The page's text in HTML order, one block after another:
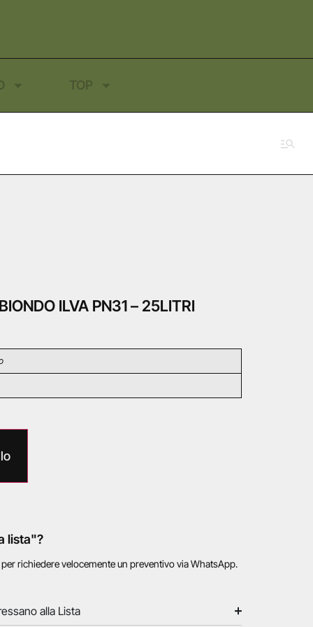
TOP
ILVA PN31 – 25LITRI
lista"?
richiedere velocemente un preventivo via WhatsApp.
alla Lista